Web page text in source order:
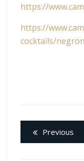
https://
https://
cocktails/
Previous